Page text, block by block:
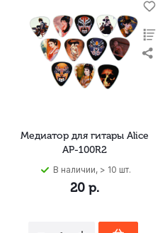
Медиатор для гитары Alice
AP-100R2
В наличии, > 10 шт.
20 р.